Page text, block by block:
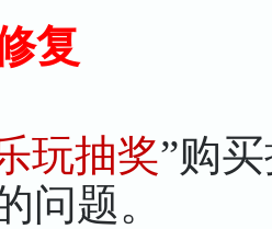
复
玩抽奖”购
问题。